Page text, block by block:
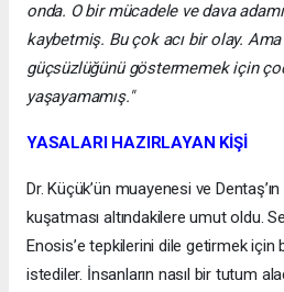
onda. O bir mücadele ve dava
kaybetmiş. Bu çok acı bir olay.
güçsüzlüğünü göstermemek için
yaşayamamış."
YASALARI HAZIRLAYAN KİŞİ
Dr. Küçük’ün muayenesi ve
kuşatması altındakilere umut oldu.
Enosis’e tepkilerini dile getirmek
istediler. İnsanların nasıl bir tutum